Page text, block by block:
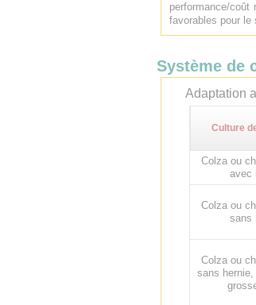
performance/coût
favorables pour le
Système de
Adaptation
Culture
Colza ou
avec
Colza ou
sans
Colza ou
sans